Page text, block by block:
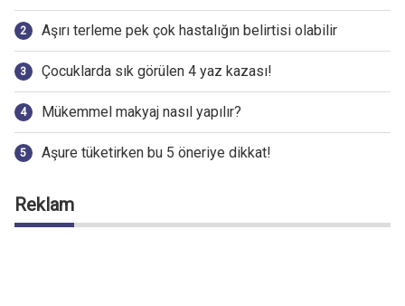
Aşırı terleme pek çok hastalığın belirtisi olabilir
Çocuklarda sık görülen 4 yaz kazası!
Mükemmel makyaj nasıl yapılır?
Aşure tüketirken bu 5 öneriye dikkat!
Reklam